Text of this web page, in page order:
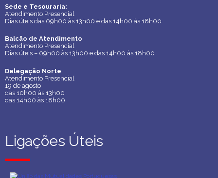
Sede e Tesouraria:
Atendimento Presencial
Dias úteis das 09h00 às 13h00 e das 14h00 às 18h00
Sede e Tesouraria:
Atendimento Presencial
Dias úteis das 09h00 às 13h00 e das 14h00 às 18h00
Balcão de Atendimento
Atendimento Presencial
Dias úteis – 09h00 às 13h00 e das 14h00 às 18h00
Balcão de Atendimento
Atendimento Presencial
Dias úteis – 09h00 às 13h00 e das 14h00 às 18h00
Delegação Norte
Atendimento Presencial
19 de agosto
das 10h00 às 13h00
das 14h00 às 18h00
Delegação Norte
Atendimento Presencial
19 de agosto
das 10h00 às 13h00
das 14h00 às 18h00
Ligações Úteis
Ligações Úteis